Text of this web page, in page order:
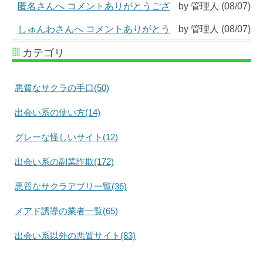
匿名さんへ コメントありがとうござ by 管理人 (08/07)
しゅんわさんへ コメントありがとう by 管理人 (08/07)
カテゴリ
悪質なサクラの手口(50)
出会い系の使い方(14)
グレーな怪しいサイト(12)
出会い系の副業詐欺(172)
悪質なサクラアプリ一覧(36)
メアド誘導の業者一覧(65)
出会い系以外の悪質サイト(83)